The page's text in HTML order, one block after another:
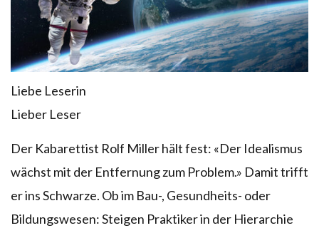
Liebe Leserin
Lieber Leser
Der Kabarettist Rolf Miller hält fest: «Der Idealismus
wächst mit der Entfernung zum Problem.» Damit trifft
er ins Schwarze. Ob im Bau-, Gesundheits- oder
Bildungswesen: Steigen Praktiker in der Hierarchie